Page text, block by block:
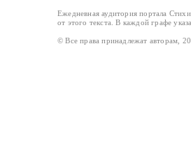
Ежедневная аудитория портала
от этого текста. В каждой графе
© Все права принадлежат авторам,